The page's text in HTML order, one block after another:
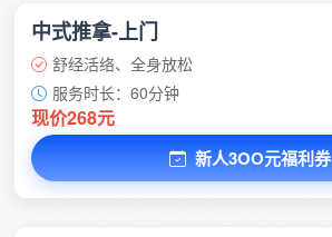
中式推拿-上门
舒经活络、全身放松
服务时长：60分钟
现价268元
新人3OO元福利券